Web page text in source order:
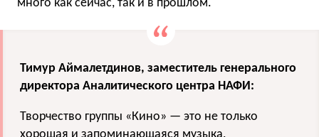
много как сейчас, так и в прошлом.
Тимур Аймалетдинов, заместитель генерального
директора Аналитического центра НАФИ:
Творчество группы «Кино» — это не только